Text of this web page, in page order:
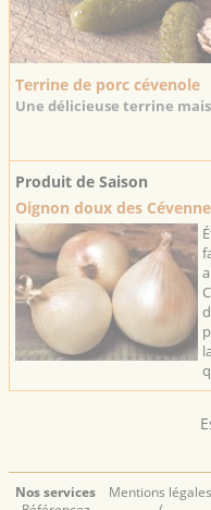
Terrine de porc cévenole
Une délicieuse terrine
Produit de Saison
Oignon doux des
Nos services
Mentions légales